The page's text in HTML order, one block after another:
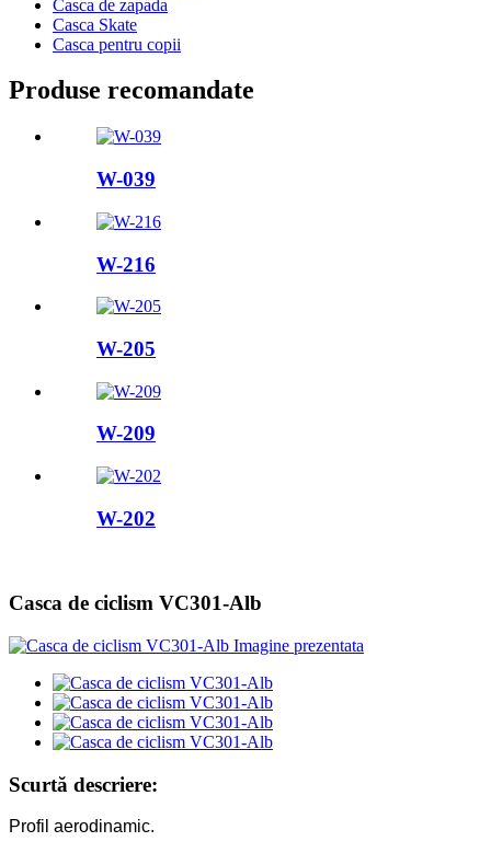
Casca de zapada
Casca Skate
Casca pentru copii
Produse recomandate
W-039
W-216
W-205
W-209
W-202
Casca de ciclism VC301-Alb
Scurtă descriere:
Profil aerodinamic.